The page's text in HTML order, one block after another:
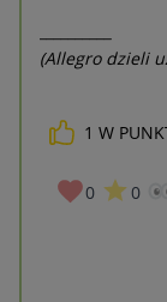
(Allegro dzieli
1 W
0 0